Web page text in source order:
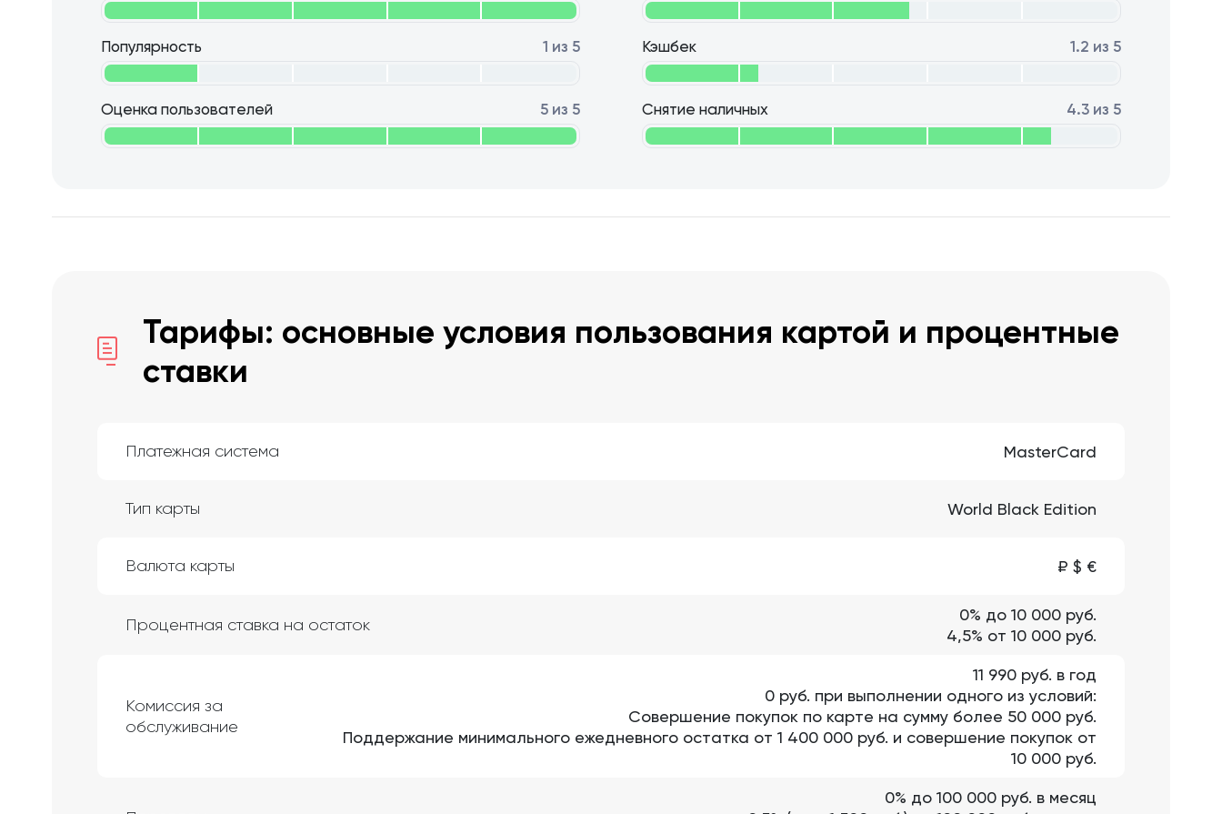
Кэшбек 1.2 из 5
Снятие наличных 4.3 из 5
Популярность 1 из 5
Оценка пользователей 5 из 5
Тарифы: основные условия пользования картой и процентные
ставки
Платежная система MasterCard
Тип карты World Black Edition
Валюта карты ₽ $ €
Процентная ставка на остаток
0% до 10 000 руб.
4,5% от 10 000 руб.
Комиссия за
обслуживание
11 990 руб. в год
0 руб. при выполнении одного из условий:
Совершение покупок по карте на сумму более 50 000 руб.
Поддержание минимального ежедневного остатка от 1 400 000 руб. и совершение покупок от
10 000 руб.
0% до 100 000 руб. в месяц